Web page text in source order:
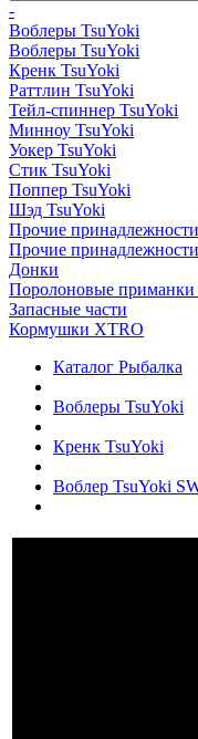
-
Воблеры TsuYoki
Воблеры TsuYoki
Кренк TsuYoki
Раттлин TsuYoki
Тейл-спиннер TsuYoki
Минноу TsuYoki
Уокер TsuYoki
Стик TsuYoki
Поппер TsuYoki
Шэд TsuYoki
Прочие принадлежности
Прочие принадлежности
Донки
Поролоновые
Запасные части
Кормушки XTRO
Каталог Рыбалка
Воблеры TsuYoki
Кренк TsuYoki
Воблер TsuYoki